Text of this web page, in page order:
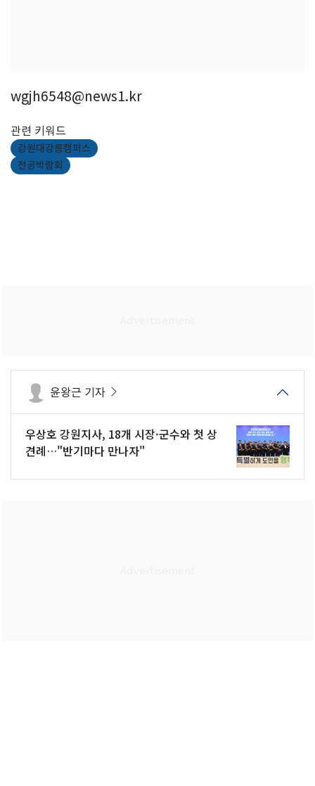
wgjh6548@news1.kr
관련 키워드
강원대강릉캠퍼스
전공박람회
윤왕근 기자
우상호 강원지사, 18개 시장·군수와 첫 상
견례…"반기마다 만나자"